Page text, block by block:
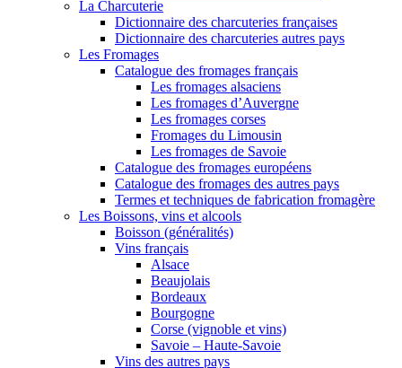
La Charcuterie
Dictionnaire des charcuteries françaises
Dictionnaire des charcuteries autres pays
Les Fromages
Catalogue des fromages français
Les fromages alsaciens
Les fromages d’Auvergne
Les fromages corses
Fromages du Limousin
Les fromages de Savoie
Catalogue des fromages européens
Catalogue des fromages des autres pays
Termes et techniques de fabrication fromagère
Les Boissons, vins et alcools
Boisson (généralités)
Vins français
Alsace
Beaujolais
Bordeaux
Bourgogne
Corse (vignoble et vins)
Savoie – Haute-Savoie
Vins des autres pays